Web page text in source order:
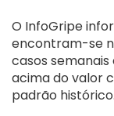
O InfoGripe
encontram-se
casos semanais
acima do valor
padrão histórico.